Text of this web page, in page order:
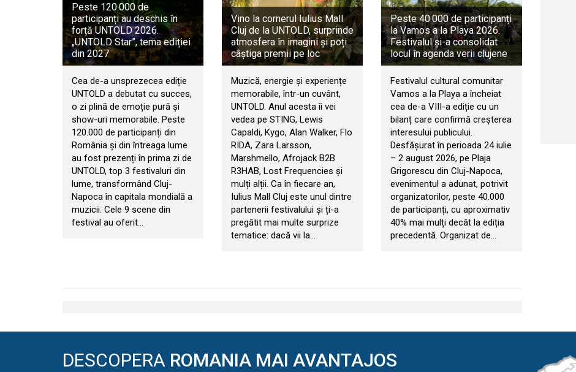
Peste 120.000 de
participanți au deschis în
forță UNTOLD 2026.
„UNTOLD Star”, tema ediției
din 2027
Cea de-a unsprezecea ediție
UNTOLD a debutat cu succes,
o zi plină de emoție pură și
show-uri memorabile. Peste
120.000 de participanți din
România și din întreaga lume
au fost prezenți în prima zi de
UNTOLD, top 3 festivaluri din
lume, transformând Cluj-
Napoca în capitala mondială a
muzicii. Cele 9 scene din
festival au oferit…
Vino la cornerul Iulius Mall
Cluj de la UNTOLD, surprinde
atmosfera în imagini și poți
câștiga premii pe loc
Muzică, energie și experiențe
memorabile, într-un cuvânt,
UNTOLD. Anul acesta îi vei
vedea pe STING, Lewis
Capaldi, Kygo, Alan Walker, Flo
RIDA, Zara Larsson,
Marshmello, Afrojack B2B
R3HAB, Lost Frequencies și
mulți alții. Ca în fiecare an,
Iulius Mall Cluj este unul dintre
partenerii festivalului și ți-a
pregătit mai multe surprize
tematice: dacă vii la…
Peste 40.000 de participanți
la Vamos a la Playa 2026.
Festivalul și-a consolidat
locul în agenda verii clujene
Festivalul cultural comunitar
Vamos a la Playa a încheiat
cea de-a VIII-a ediție cu un
bilanț care confirmă creșterea
interesului publicului.
Desfășurat în perioada 24 iulie
– 2 august 2026, pe Plaja
Grigorescu din Cluj-Napoca,
evenimentul a adunat, potrivit
organizatorilor, peste 40.000
de participanți, cu aproximativ
40% mai mulți decât la ediția
precedentă. Organizat de…
DESCOPERA ROMANIA MAI AVANTAJOS